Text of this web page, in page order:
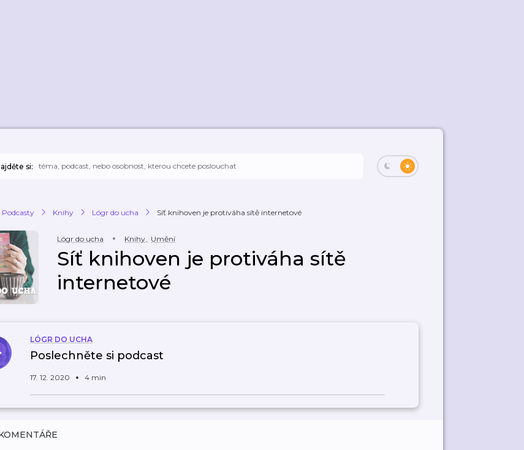
si:
Podcasty Knihy Lógr do ucha Síť knihoven je protiváha sítě internetové
Lógr do ucha Knihy, Umění
Síť knihoven je protiváha sítě
internetové
LÓGR DO UCHA
Poslechněte si podcast
17. 12. 2020 4 min